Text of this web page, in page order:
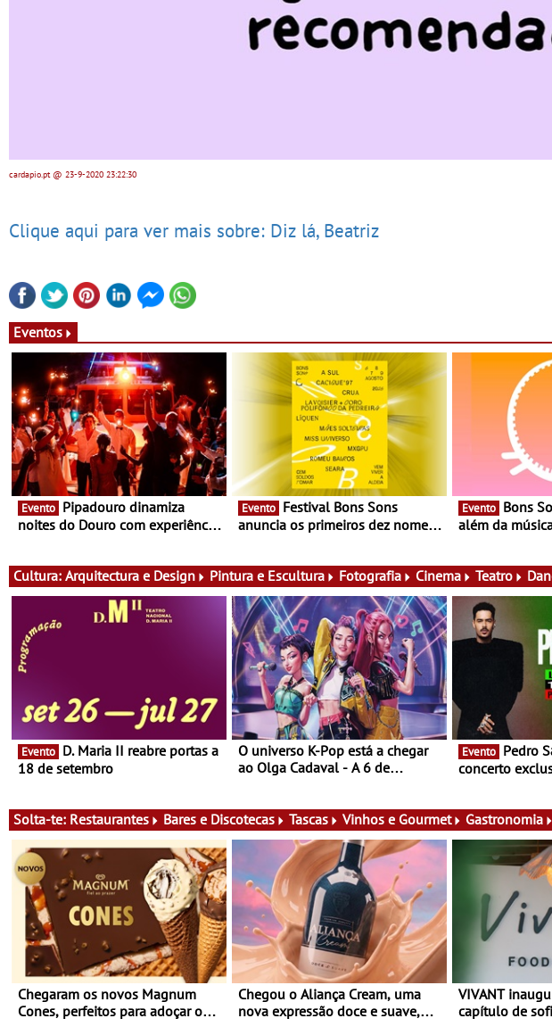
cardapio.pt@ 23-9-2020 23:22:30
Clique aqui para ver mais sobre: Diz lá, Beatriz
Eventos
Evento
noites do Douro com experiência
Evento
anuncia os primeiros dez nomes
Evento
além da
muito mais
Cultura: Arquitectura e Design Pintura e Escultura Fotografia Cinema Teatro
Evento
18 de setembro
O universo K-Pop está a chegar
ao Olga Cadaval - A 6 de
Evento
concerto
Solta-te: Restaurantes Bares e Discotecas Tascas Vinhos e Gourmet Gastronomia
Chegaram os novos Magnum
Cones, perfeitos para adoçar o
Chegou o Aliança Cream, uma
nova expressão doce e suave,
VIVANT
capítulo de